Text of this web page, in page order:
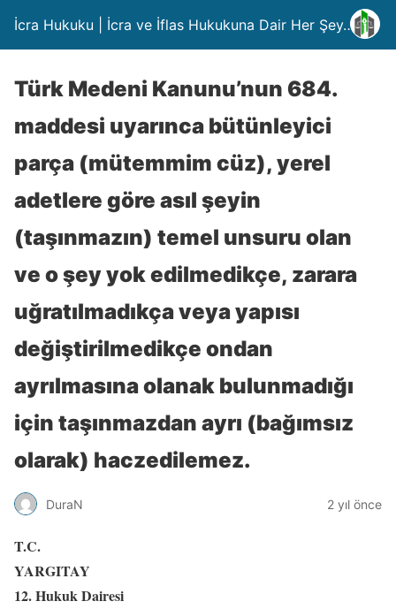
İcra Hukuku | İcra ve İflas Hukukuna Dair Her Şey….
Türk Medeni Kanunu’nun 684.
maddesi uyarınca bütünleyici
parça (mütemmim cüz), yerel
adetlere göre asıl şeyin
(taşınmazın) temel unsuru olan
ve o şey yok edilmedikçe, zarara
uğratılmadıkça veya yapısı
değiştirilmedikçe ondan
ayrılmasına olanak bulunmadığı
için taşınmazdan ayrı (bağımsız
olarak) haczedilemez.
DuraN 2 yıl önce
T.C.
YARGITAY
12. Hukuk Dairesi